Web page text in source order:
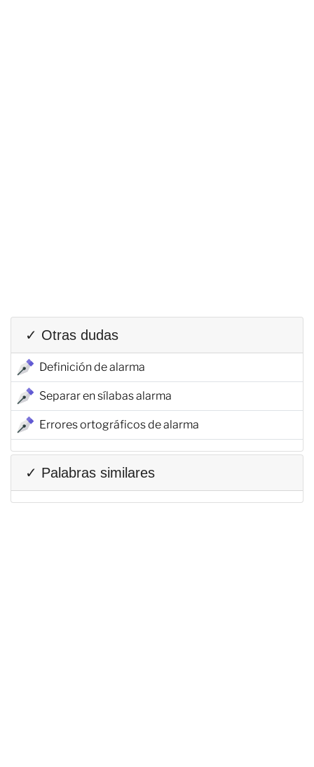
✓ Otras dudas
Definición de alarma
Separar en sílabas alarma
Errores ortográficos de alarma
✓ Palabras similares